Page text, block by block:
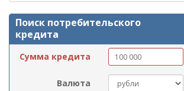
Поиск потребительского
кредита
Сумма кредита
Валюта